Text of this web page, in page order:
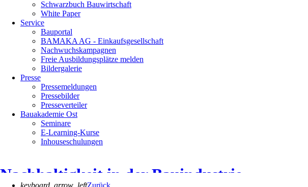
Schwarzbuch Bauwirtschaft
White Paper
Service
Bauportal
BAMAKA AG - Einkaufsgesellschaft
Nachwuchskampagnen
Freie Ausbildungsplätze melden
Bildergalerie
Presse
Pressemeldungen
Pressebilder
Presseverteiler
Bauakademie Ost
Seminare
E-Learning-Kurse
Inhouseschulungen
Nachhaltigkeit in der Bauindustrie
keyboard_arrow_leftZurück